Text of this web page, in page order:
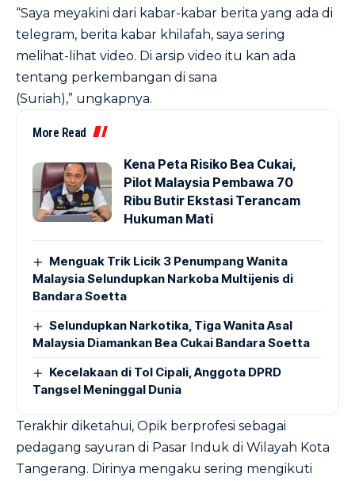
“Saya meyakini dari kabar-kabar berita yang ada di
telegram, berita kabar khilafah, saya sering
melihat-lihat video. Di arsip video itu kan ada
tentang perkembangan di sana
(Suriah),” ungkapnya.
More Read
Kena Peta Risiko Bea Cukai,
Pilot Malaysia Pembawa 70
Ribu Butir Ekstasi Terancam
Hukuman Mati
Menguak Trik Licik 3 Penumpang Wanita
Malaysia Selundupkan Narkoba Multijenis di
Bandara Soetta
Selundupkan Narkotika, Tiga Wanita Asal
Malaysia Diamankan Bea Cukai Bandara Soetta
Kecelakaan di Tol Cipali, Anggota DPRD
Tangsel Meninggal Dunia
Terakhir diketahui, Opik berprofesi sebagai
pedagang sayuran di Pasar Induk di Wilayah Kota
Tangerang. Dirinya mengaku sering mengikuti